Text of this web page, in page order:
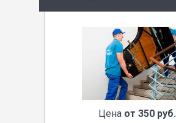
Цена от 350 руб.